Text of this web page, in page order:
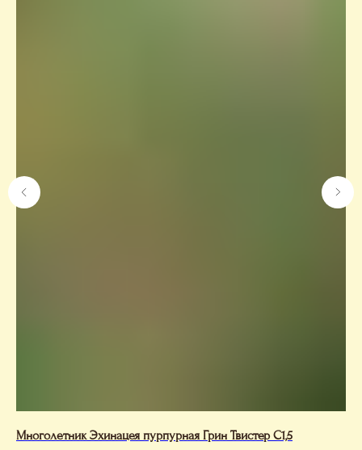
Многолетник Эхинацея пурпурная Грин Твистер С1,5